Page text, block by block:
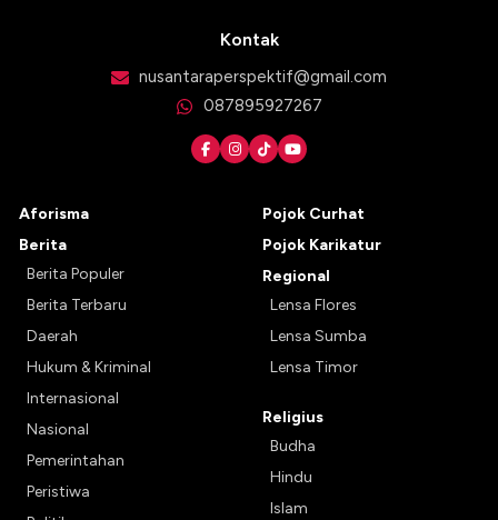
Kontak
nusantaraperspektif@gmail.com
087895927267
Aforisma
Berita
Berita Populer
Berita Terbaru
Daerah
Hukum & Kriminal
Internasional
Nasional
Pemerintahan
Peristiwa
Pojok Curhat
Pojok Karikatur
Regional
Lensa Flores
Lensa Sumba
Lensa Timor
Religius
Budha
Hindu
Islam